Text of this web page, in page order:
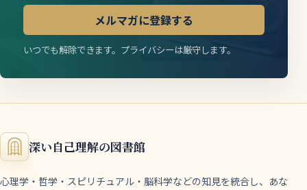
メルマガに登録する
いつでも解除できます。プライバシーは厳守します。
深い自己理解の図書館
心理学・哲学・スピリチュアル・脳科学などの知見を統合し、あな